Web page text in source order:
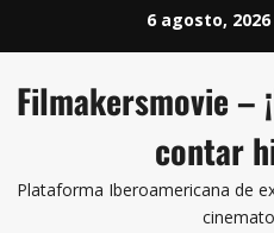
6 agosto, 2026
Filmakersmovie –
contar
Plataforma Iberoamericana de